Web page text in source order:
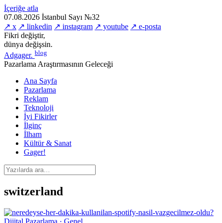
İçeriğe atla
07.08.2026 İstanbul Sayı №32
↗ x ↗ linkedin ↗ instagram ↗ youtube ↗ e-posta
Fikri değiştir,
dünya değişsin.
Adgager. blog
Pazarlama Araştırmasının Geleceği
Ana Sayfa
Pazarlama
Reklam
Teknoloji
İyi Fikirler
İlginç
İlham
Kültür & Sanat
Gager!
switzerland